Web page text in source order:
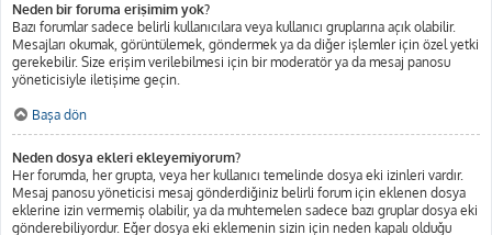
Neden bir foruma erişimim yok?
Bazı forumlar sadece belirli kullanıcılara veya kullanıcı gruplarına açık olabilir.
Mesajları okumak, görüntülemek, göndermek ya da diğer işlemler için özel yetki
gerekebilir. Size erişim verilebilmesi için bir moderatör ya da mesaj panosu
yöneticisiyle iletişime geçin.
Başa dön
Neden dosya ekleri ekleyemiyorum?
Her forumda, her grupta, veya her kullanıcı temelinde dosya eki izinleri vardır.
Mesaj panosu yöneticisi mesaj gönderdiğiniz belirli forum için eklenen dosya
eklerine izin vermemiş olabilir, ya da muhtemelen sadece bazı gruplar dosya eki
gönderebiliyordur. Eğer dosya eki eklemenin sizin için neden kapalı olduğu